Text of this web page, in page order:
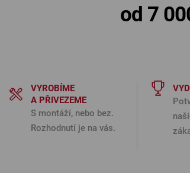
od 7
VYROBÍME
A PŘIVEZEME
S montáží, nebo bez.
Rozhodnutí je na vás.